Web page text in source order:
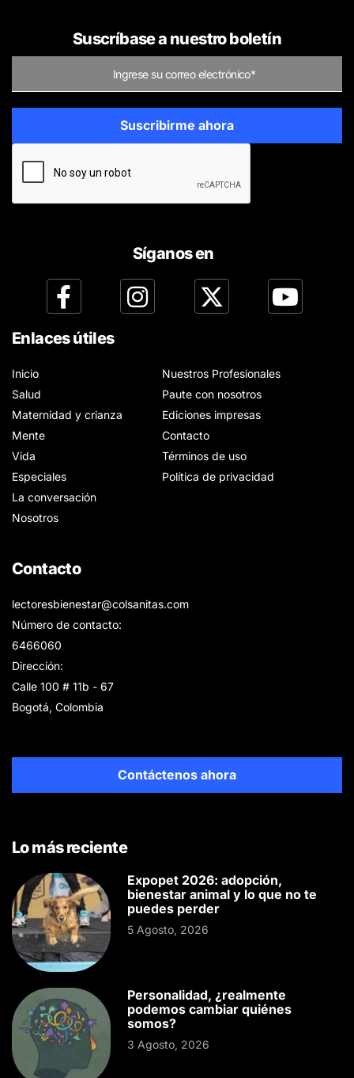
Suscríbase a nuestro boletín
Síganos en
Enlaces útiles
Inicio
Salud
Maternidad y crianza
Mente
Vida
Especiales
La conversación
Nosotros
Nuestros Profesionales
Paute con nosotros
Ediciones impresas
Contacto
Términos de uso
Política de privacidad
Contacto
lectoresbienestar@colsanitas.com
Número de contacto:
6466060
Dirección:
Calle 100 # 11b - 67
Bogotá, Colombia
Contáctenos ahora
Lo más reciente
Expopet 2026: adopción,
bienestar animal y lo que no te
puedes perder
5 Agosto, 2026
Personalidad, ¿realmente
podemos cambiar quiénes
somos?
3 Agosto, 2026